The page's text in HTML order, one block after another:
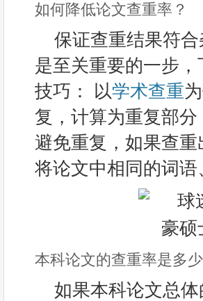
如何降低论文查重率？
保证查重结果符
是至关重要的一步
技巧： 以学术查重
复，计算为重复部
避免重复，如果查
将论文中相同的词
本科论文的查重率是多少
如果本科论文总